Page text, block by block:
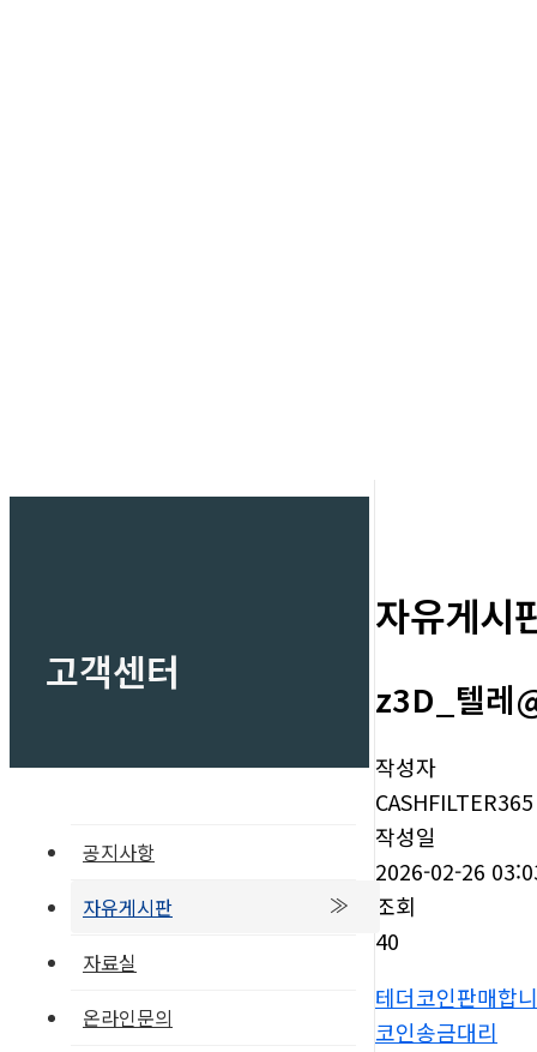
고객센터
공지사항
자유게시판
자료실
온라인문의
자유게시
z3D_텔레
작성자
CASHFILTER365
작성일
2026-02-26
조회
40
테더코인판매합
코인송금대리